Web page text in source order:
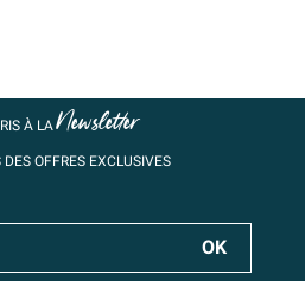
À LANewsletter
DES OFFRES EXCLUSIVES